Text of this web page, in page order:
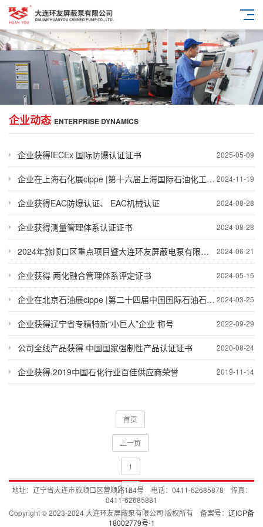
企业动态 ENTERPRISE DYNAMICS
2025-05-09
企业获得IECEx 国际防爆认证证书
2024-11-19
企业在上海石化展cippe |第十六届上海国际石油化工技术装备展览会参展
2024-08-28
企业获得EAC防爆认证、 EAC机械认证
2024-08-28
企业获得测量管理体系认证证书
2024-06-21
2024年旅顺口区重点项目暨大连环友屏蔽电泵有限公司机械加工车间建设项目举行启动仪式
2024-05-15
企业获得 两化融合管理体系评定证书
2024-03-25
企业在北京石油展cippe |第二十四届中国国际石油石化技术装备展览会参展
2022-09-29
企业获得辽宁省专精特新“小巨人”企业 称号
2020-08-24
公司全线产品获得 中国国家强制性产品认证证书
2019-11-14
企业获得·2019中国石化行业百佳供应商荣誉
首页
上一页
1
2
3
地址：辽宁省大连市旅顺口区营顺路164号 电话：0411-62685878 传真：
0411-62685881
Copyright © 2023-2024 大连环友屏蔽泵有限公司 版权所有 备案号： 辽ICP备
18002779号-1